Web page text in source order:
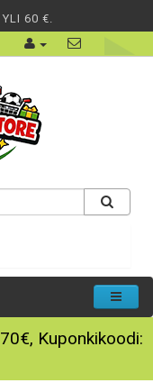
60 €.
70€, Kuponkikoodi: